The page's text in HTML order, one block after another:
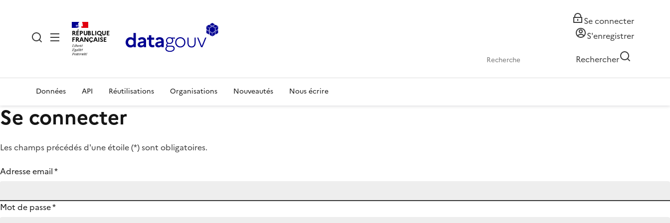
RÉPUBLIQUE
FRANÇAISE
Se connecter
S'enregistrer
Rechercher
Données API Réutilisations Organisations Nouveautés Nous écrire
Se connecter
Les champs précédés d'une étoile (*) sont obligatoires.
Adresse email*
Mot de passe*